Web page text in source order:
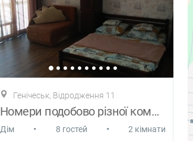
Генічеськ, Відродження 11
Номери подобово різної комфортабельності
Дiм • 8 гостей • 2 кімнати